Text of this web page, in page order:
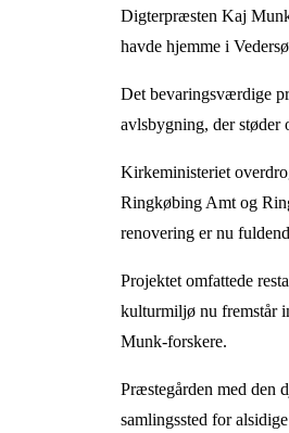
Digterpræsten Kaj
havde hjemme i
Det bevaringsværdige
avlsbygning, der støder
Kirkeministeriet
Ringkøbing Amt og
renovering er nu
Projektet omfattede
kulturmiljø nu fremstår
Munk-forskere.
Præstegården med den
samlingssted for